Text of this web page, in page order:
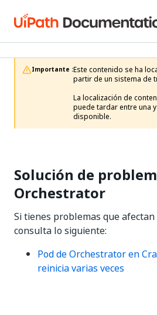
Importante :Este contenido se ha
partir de un sistema de
La localización de
puede tardar entre una
disponible.
Solución de
Orchestrator
Si tienes problemas que
consulta lo siguiente:
Pod de Orchestrator en
reinicia varias veces